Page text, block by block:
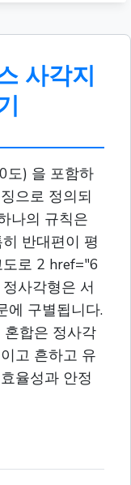
사각지
도) 을 포함하
으로 정의되
나의 규칙은
반대편이 평
로 2 href="6
사각형은 서
에 구별됩니다.
합은 정사각
고 흔하고 유
율성과 안정